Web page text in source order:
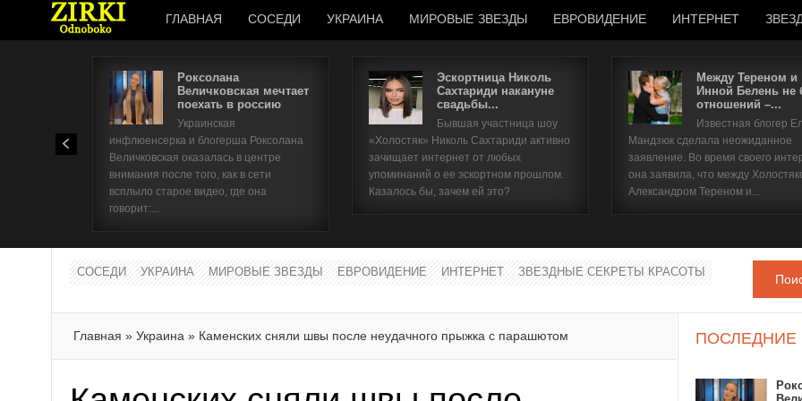
ГЛАВНАЯ СОСЕДИ УКРАИНА МИРОВЫЕ ЗВЕЗДЫ ЕВРОВИДЕНИЕ ИНТЕРНЕТ
Роксолана
Величковская мечтает
поехать в россию
Украинская
инфлюенсерка и блогерша Роксолана
Величковская оказалась в центре
внимания после того, как в сети
всплыло старое видео, где она
говорит:...
Эскортница Николь
Сахтариди накануне
свадьбы...
Бывшая участница шоу
«Холостяк» Николь Сахтариди активно
зачищает интернет от любых
упоминаний о ее эскортном прошлом.
Казалось бы, зачем ей это?
Между Тереном и
Инной Белень не
отношений –...
Известная блогер
Мандзюк сделала неожиданное
заявление. Во время своего
она заявила, что между
Александром Тереном и...
СОСЕДИ УКРАИНА МИРОВЫЕ ЗВЕЗДЫ ЕВРОВИДЕНИЕ ИНТЕРНЕТ ЗВЕЗДНЫЕ СЕКРЕТЫ КРАСОТЫ
Главная » Украина » Каменских сняли швы после неудачного прыжка с парашютом ПОСЛЕДНИЕ
Имя пользователя
Забыли имя пользователя?